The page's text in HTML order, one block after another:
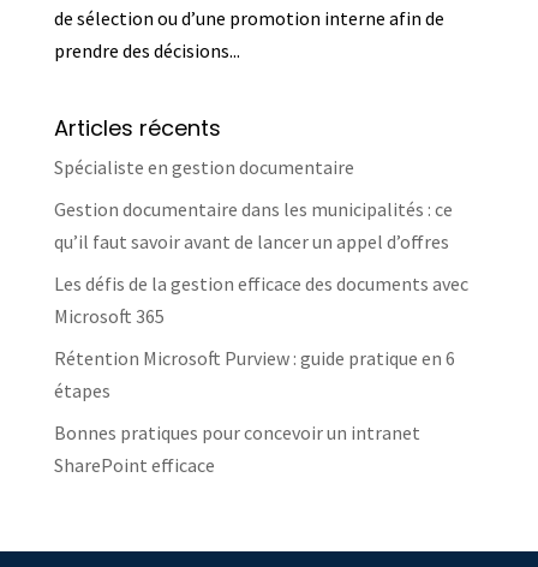
de sélection ou d’une promotion interne afin de
prendre des décisions...
Articles récents
Spécialiste en gestion documentaire
Gestion documentaire dans les municipalités : ce
qu’il faut savoir avant de lancer un appel d’offres
Les défis de la gestion efficace des documents avec
Microsoft 365
Rétention Microsoft Purview : guide pratique en 6
étapes
Bonnes pratiques pour concevoir un intranet
SharePoint efficace